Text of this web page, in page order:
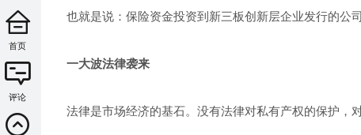
也就是说：保险资金投资到新三板创新层企业发行的公
一大波法律袭来
法律是市场经济的基石。没有法律对私有产权的保护，
首页
评论